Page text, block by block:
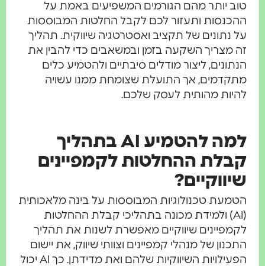
טוב יותר מהם הגורמים המשפיעים באמת על
ההכנסות ותעזור לכם לקבל החלטות המבוססות
על נתונים של תקציב ואסטרטגיה שיווקית. תהליך
זה מצריך השקעה בזמן ובמשאבים כדי להבין את
הנתונים, ליצור מודלים סיבתיים ולהטמיע כלים
מתקדמים, אך התועלת שצומחת ממנו עשויה
להיות מהותית לעסק שלכם.
למה להטמיע AI בתהליך
קבלת ההחלטות לקמפיינים
שיווקיים?
הטמעת טכנולוגיות המבוססות על בינה מלאכותית
(AI) ולמידת מכונה בתהליכי קבלת ההחלטות
לקמפיינים שיווקיים מאפשרת לשנות את תהליך
התכנון של מנהלי קמפיינים וצוותי שיווק, את יישום
הפעילויות השיווקיות שלהם ואת מדידתן. כך AI יכול